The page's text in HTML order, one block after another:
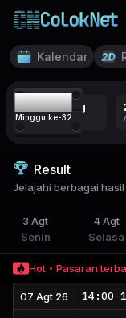
Kalendar
06
Minggu ke-32
23 Pahing
Ai 45706
Result
Jelajahi berbagai
3 Agt
Senin
4 Agt
Selasa
Hot Pasaran
07 Agt 26 14:00-